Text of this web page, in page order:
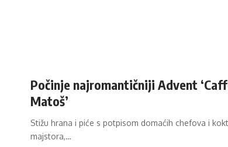
Počinje najromantičniji Advent
Matoš’
Stižu hrana i piće s potpisom domaćih chefova i
majstora,…